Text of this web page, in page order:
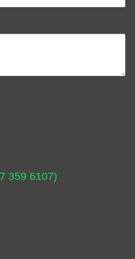
359 6107)